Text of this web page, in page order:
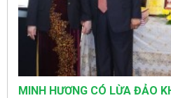
MINH HƯƠNG CÓ LỪA ĐẢO